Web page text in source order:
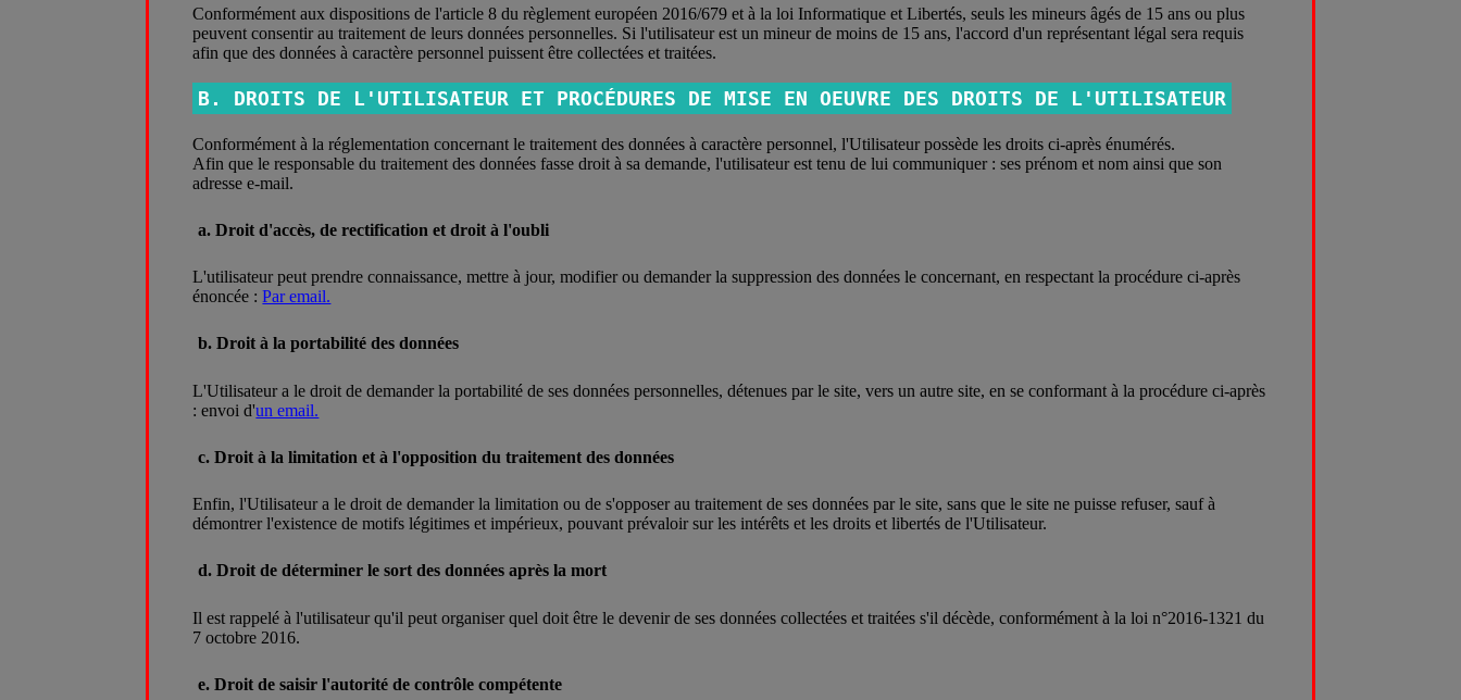
Conformément aux dispositions de l'article 8 du règlement européen 2016/679 et à la loi Informatique et Libertés, seuls les mineurs âgés de 15 ans ou plus
peuvent consentir au traitement de leurs données personnelles. Si l'utilisateur est un mineur de moins de 15 ans, l'accord d'un représentant légal sera requis
afin que des données à caractère personnel puissent être collectées et traitées.
B. DROITS DE L'UTILISATEUR ET PROCÉDURES DE MISE EN OEUVRE DES DROITS DE L'UTILISATEUR
Conformément à la réglementation concernant le traitement des données à caractère personnel, l'Utilisateur possède les droits ci-après énumérés.
Afin que le responsable du traitement des données fasse droit à sa demande, l'utilisateur est tenu de lui communiquer : ses prénom et nom ainsi que son
adresse e-mail.
a. Droit d'accès, de rectification et droit à l'oubli
L'utilisateur peut prendre connaissance, mettre à jour, modifier ou demander la suppression des données le concernant, en respectant la procédure ci-après
énoncée :Par email.
b. Droit à la portabilité des données
L'Utilisateur a le droit de demander la portabilité de ses données personnelles, détenues par le site, vers un autre site, en se conformant à la procédure ci-après
: envoi d'un email.
c. Droit à la limitation et à l'opposition du traitement des données
Enfin, l'Utilisateur a le droit de demander la limitation ou de s'opposer au traitement de ses données par le site, sans que le site ne puisse refuser, sauf à
démontrer l'existence de motifs légitimes et impérieux, pouvant prévaloir sur les intérêts et les droits et libertés de l'Utilisateur.
d. Droit de déterminer le sort des données après la mort
Il est rappelé à l'utilisateur qu'il peut organiser quel doit être le devenir de ses données collectées et traitées s'il décède, conformément à la loi n°2016-1321 du
7 octobre 2016.
e. Droit de saisir l'autorité de contrôle compétente